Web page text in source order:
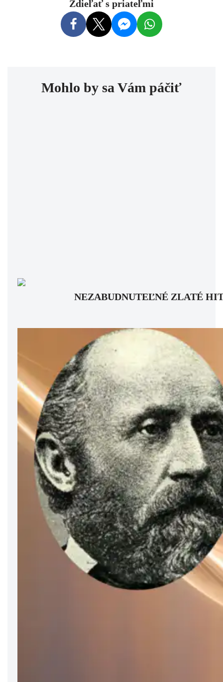
Zdieľať s priateľmi
Mohlo by sa Vám páčiť
NEZABUDNUTEĽNÉ ZLATÉ